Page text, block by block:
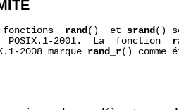
fonctions
rand ()  et srand ()
POSIX.1-2001.  La  fonction
2008 marque
rand_r() comme